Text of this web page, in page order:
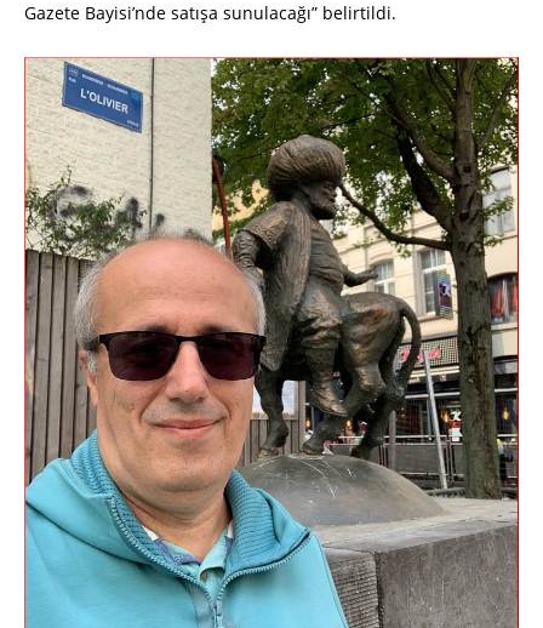
Gazete Bayisi’nde satışa sunulacağı” belirtildi.